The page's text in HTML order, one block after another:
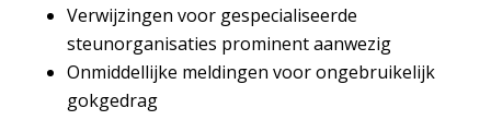
Verwijzingen voor gespecialiseerde
steunorganisaties prominent aanwezig
Onmiddellijke meldingen voor ongebruikelijk
gokgedrag